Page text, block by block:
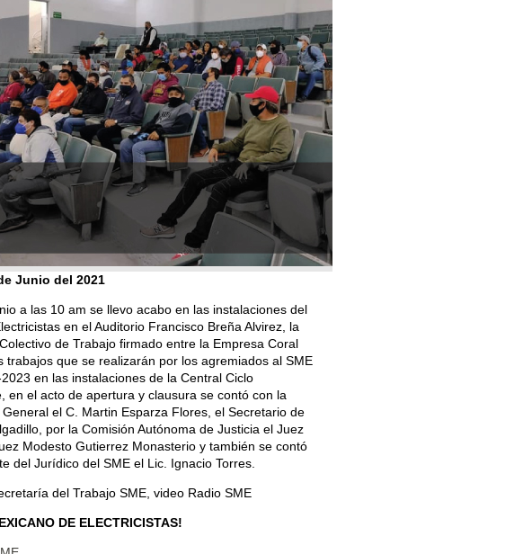
Junio del 2021
a las 10 am se llevo acabo en las instalaciones del
en el Auditorio Francisco Breña Alvirez, la
de Trabajo firmado entre la Empresa Coral
trabajos que se realizarán por los agremiados al SME
en las instalaciones de la Central Ciclo
en el acto de apertura y clausura se contó con la
el C. Martin Esparza Flores, el Secretario de
por la Comisión Autónoma de Justicia el Juez
Modesto Gutierrez Monasterio y también se contó
del Jurídico del SME el Lic. Ignacio Torres.
del Trabajo SME, video Radio SME
DE ELECTRICISTAS!